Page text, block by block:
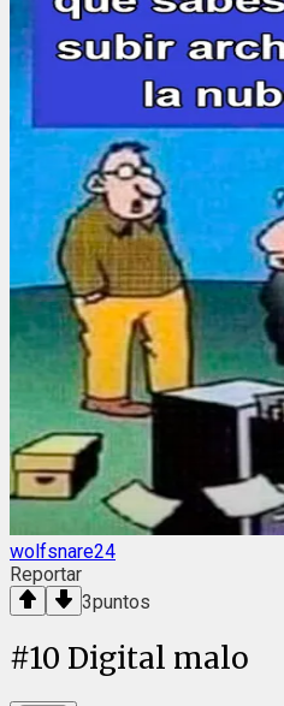
wolfsnare24
Reportar
3puntos
#10 Digital malo